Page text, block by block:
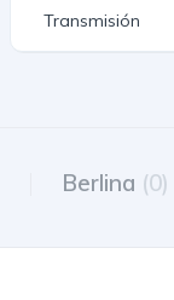
Berlina (0)